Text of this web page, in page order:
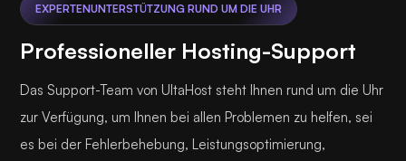
EXPERTENUNTERSTÜTZUNG RUND UM DIE UHR
Professioneller Hosting-Support
Das Support-Team von UltaHost steht Ihnen rund um die Uhr
zur Verfügung, um Ihnen bei allen Problemen zu helfen, sei
es bei der Fehlerbehebung, Leistungsoptimierung,